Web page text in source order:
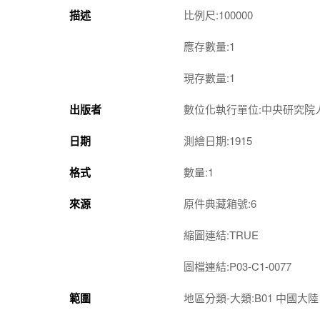
描述 比例尺:100000
應存數量:1
現存數量:1
出版者 數位化執行單位:中央研究
日期 測繪日期:1915
格式 數量:1
來源 原件典藏箱號:6
縮圖連結:TRUE
圖檔連結:P03-C1-0077
範圍 地區分類-大類:B01 中國大陸